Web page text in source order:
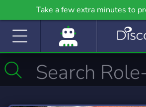
Take a few extra minutes to
community even further on